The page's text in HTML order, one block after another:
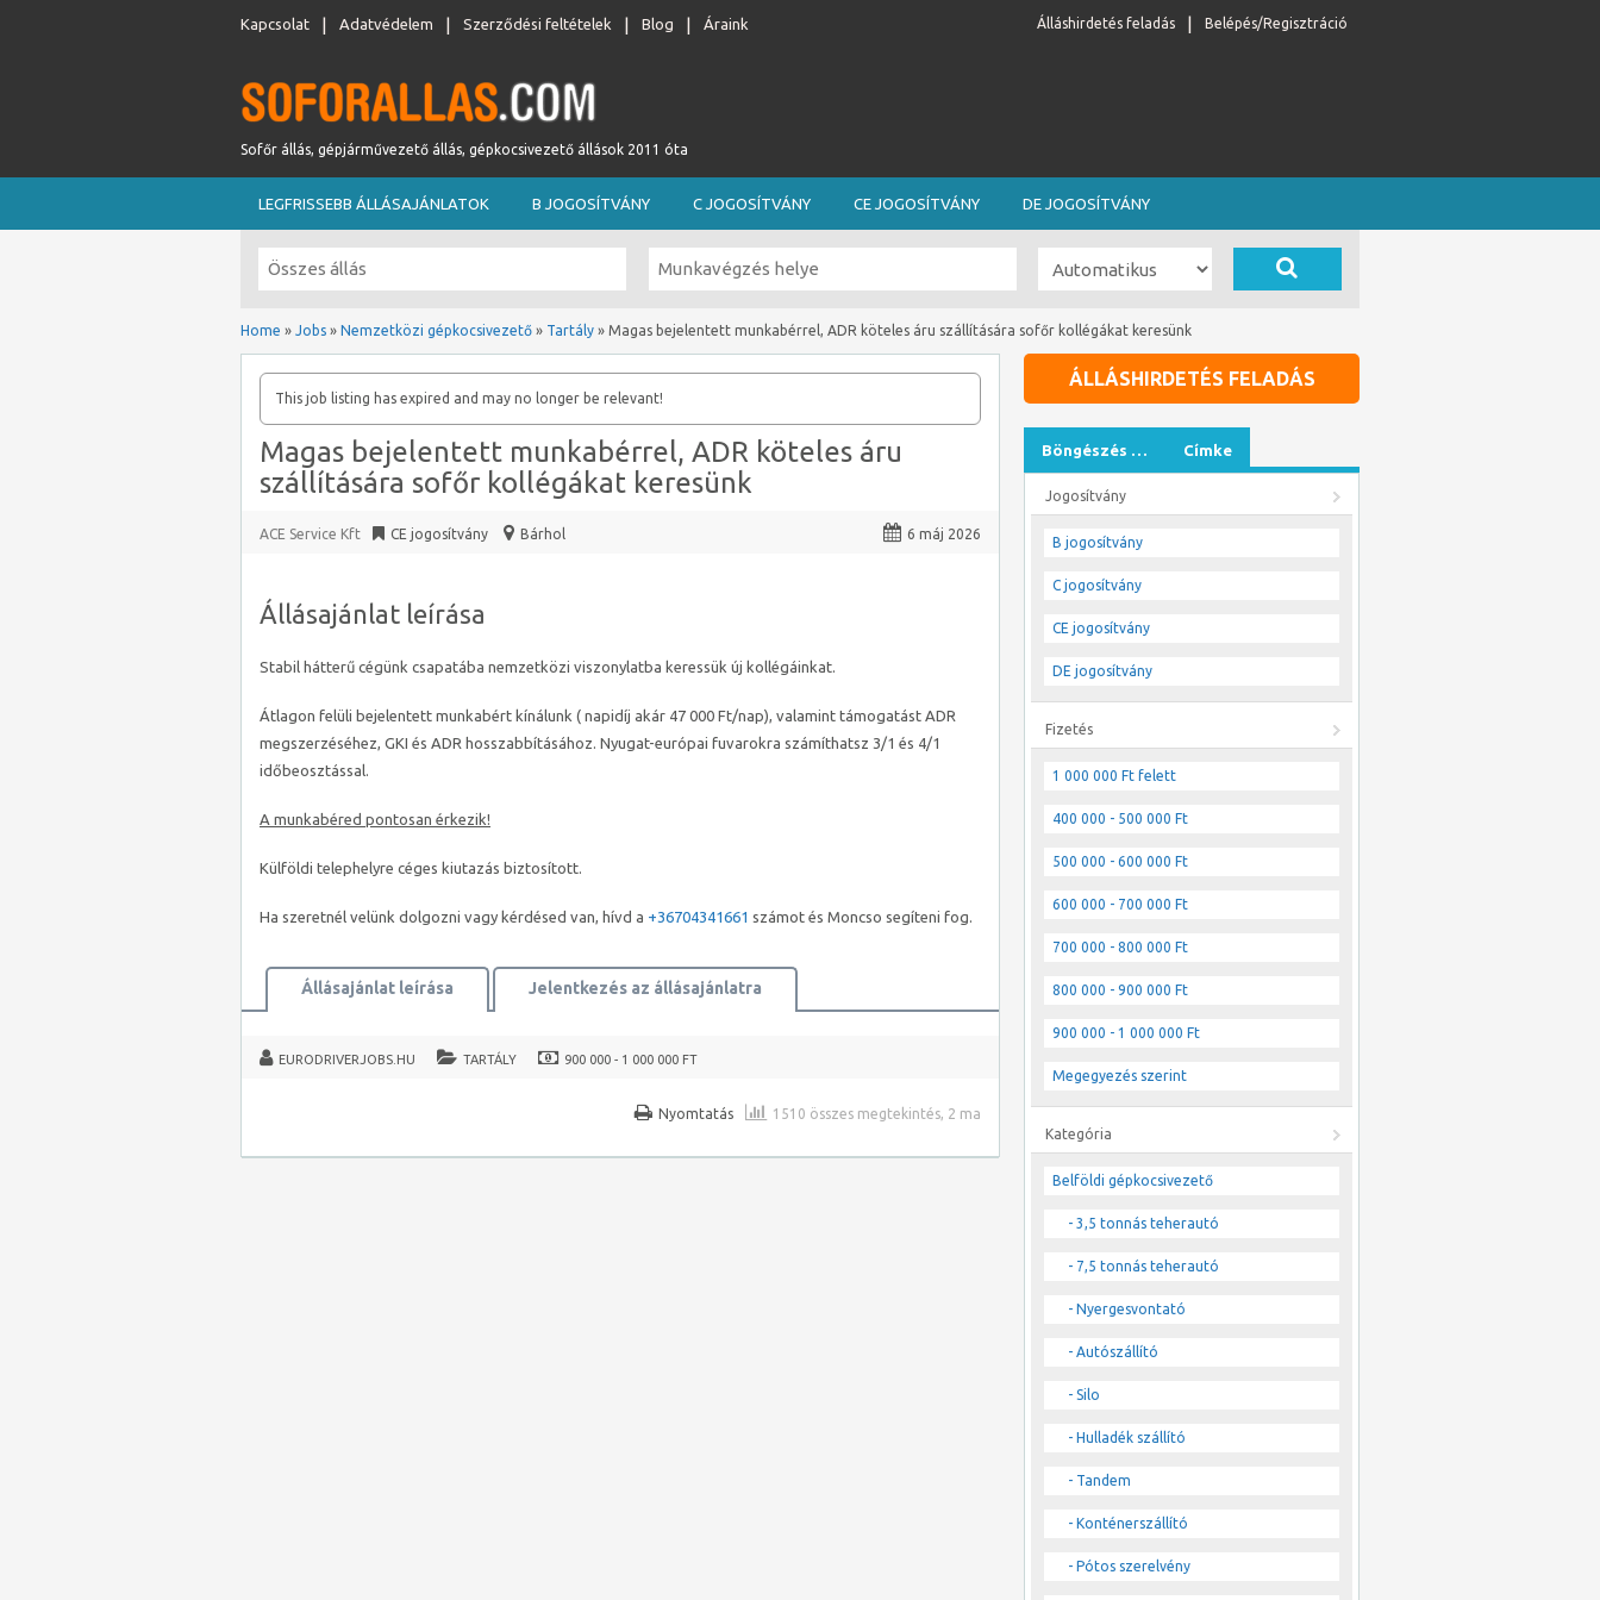
Kapcsolat Adatvédelem Szerződési feltételek Blog Áraink Belépés/Regisztráció
Álláshirdetés feladás
Sofőr állás, gépjárművezető állás, gépkocsivezető állások 2011 óta
LEGFRISSEBB ÁLLÁSAJÁNLATOK B JOGOSÍTVÁNY C JOGOSÍTVÁNY CE JOGOSÍTVÁNY DE JOGOSÍTVÁNY
Home » Jobs » Nemzetközi gépkocsivezető » Tartály » Magas bejelentett munkabérrel, ADR köteles áru szállítására sofőr kollégákat keresünk
This job listing has expired and may no longer be relevant!
Magas bejelentett munkabérrel, ADR köteles áru
szállítására sofőr kollégákat keresünk
ACE Service Kft CE jogosítvány Bárhol 6 máj 2026
Állásajánlat leírása
Stabil hátterű cégünk csapatába nemzetközi viszonylatba keressük új kollégáinkat.
Átlagon felüli bejelentett munkabért kínálunk ( napidíj akár 47 000 Ft/nap), valamint támogatást ADR
megszerzéséhez, GKI és ADR hosszabbításához. Nyugat-európai fuvarokra számíthatsz 3/1 és 4/1
időbeosztással.
A munkabéred pontosan érkezik!
Külföldi telephelyre céges kiutazás biztosított.
Ha szeretnél velünk dolgozni vagy kérdésed van, hívd a +36704341661 számot és Moncso segíteni fog.
Állásajánlat leírása Jelentkezés az állásajánlatra
EURODRIVERJOBS.HU TARTÁLY 900 000 - 1 000 000 FT
1510 összes megtekintés, 2 ma
Nyomtatás
ÁLLÁSHIRDETÉS FELADÁS
Böngészés … Címke
Jogosítvány
B jogosítvány
C jogosítvány
CE jogosítvány
DE jogosítvány
Fizetés
1 000 000 Ft felett
400 000 - 500 000 Ft
500 000 - 600 000 Ft
600 000 - 700 000 Ft
700 000 - 800 000 Ft
800 000 - 900 000 Ft
900 000 - 1 000 000 Ft
Megegyezés szerint
Kategória
Belföldi gépkocsivezető
- 3,5 tonnás teherautó
- 7,5 tonnás teherautó
- Nyergesvontató
- Autószállító
- Silo
- Hulladék szállító
- Tandem
- Konténerszállító
- Pótos szerelvény